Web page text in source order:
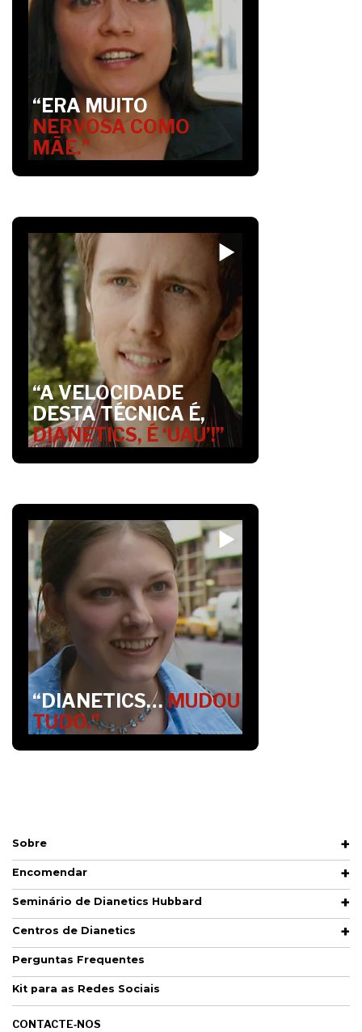
“ERA MUITO
NERVOSA COMO
MÃE.”
“A VELOCIDADE
DESTA TÉCNICA É,
DIANETICS, É ‘UAU’!”
“DIANETICS…MUDOU
TUDO.”
Sobre
Encomendar
Seminário de Dianetics Hubbard
Centros de Dianetics
Perguntas Frequentes
Kit para as Redes Sociais
CONTACTE‑NOS